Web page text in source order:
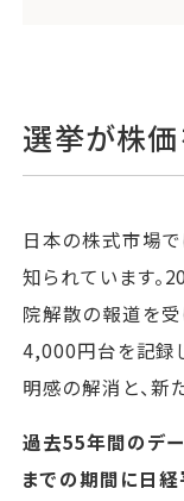
選挙が株価
日本の株式市場で
知られています。
院解散の報道を
4,000円台を記録
明感の解消と、新
過去55年間のデ
までの期間に日